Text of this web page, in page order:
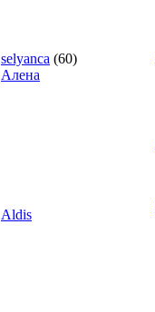
selyanca (60)
Алена
Aldis